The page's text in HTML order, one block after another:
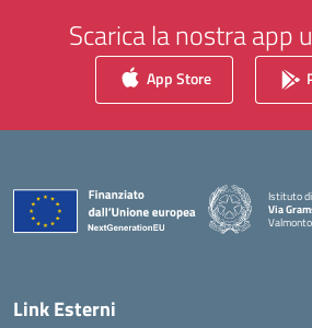
Scarica la nostra app
App Store
Istituto
Via
Link Esterni